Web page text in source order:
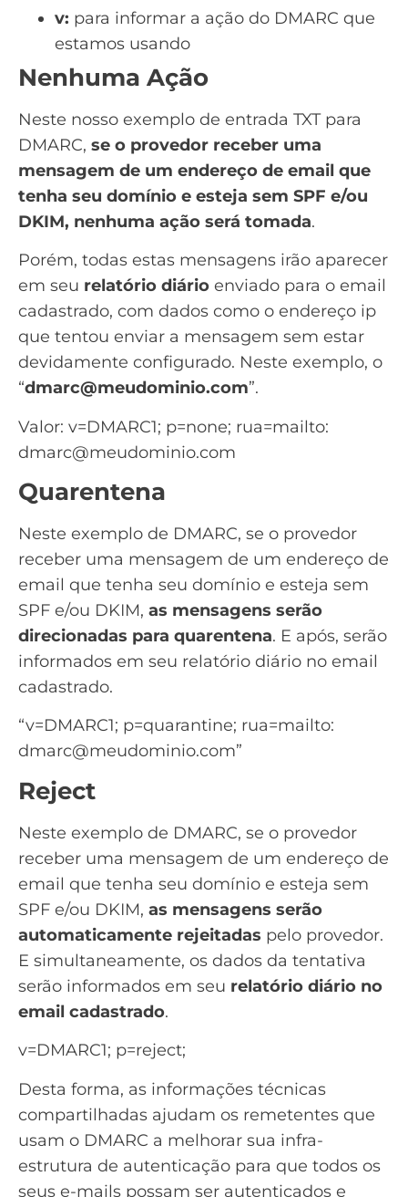
v: para informar a ação do DMARC que
estamos usando
Nenhuma Ação
Neste nosso exemplo de entrada TXT para
DMARC, se o provedor receber uma
mensagem de um endereço de email que
tenha seu domínio e esteja sem SPF e/ou
DKIM, nenhuma ação será tomada.
Porém, todas estas mensagens irão aparecer
em seu relatório diário enviado para o email
cadastrado, com dados como o endereço ip
que tentou enviar a mensagem sem estar
devidamente configurado. Neste exemplo, o
“dmarc@meudominio.com”.
Valor: v=DMARC1; p=none; rua=mailto:
dmarc@meudominio.com
Quarentena
Neste exemplo de DMARC, se o provedor
receber uma mensagem de um endereço de
email que tenha seu domínio e esteja sem
SPF e/ou DKIM, as mensagens serão
direcionadas para quarentena. E após, serão
informados em seu relatório diário no email
cadastrado.
“v=DMARC1; p=quarantine; rua=mailto:
dmarc@meudominio.com”
Reject
Neste exemplo de DMARC, se o provedor
receber uma mensagem de um endereço de
email que tenha seu domínio e esteja sem
SPF e/ou DKIM, as mensagens serão
automaticamente rejeitadas pelo provedor.
E simultaneamente, os dados da tentativa
serão informados em seu relatório diário no
email cadastrado.
v=DMARC1; p=reject;
Desta forma, as informações técnicas
compartilhadas ajudam os remetentes que
usam o DMARC a melhorar sua infra-
estrutura de autenticação para que todos os
seus e-mails possam ser autenticados e